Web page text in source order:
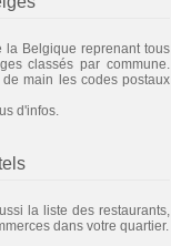
la Belgique reprenant tous
classés par commune.
main les codes postaux
d'infos.
la liste des restaurants,
dans votre quartier.